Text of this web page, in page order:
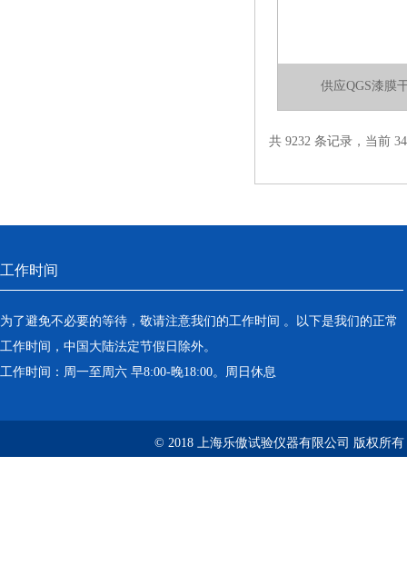
供应QGS漆膜
共 9232 条记录，当前
工作时间
为了避免不必要的等待，敬请注意我们的工作时间 。以下是我们的正常
工作时间，中国大陆法定节假日除外。
工作时间：周一至周六 早8:00-晚18:00。周日休息
© 2018 上海乐傲试验仪器有限公司 版权所